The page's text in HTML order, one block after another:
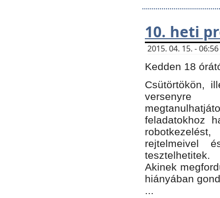
10. heti
2015. 04. 15. -
Kedden 18
Csütörtökön,
versenyre
feladatokhoz
rejtelmeivel
tesztelhetitek.
Akinek
hiányában
...